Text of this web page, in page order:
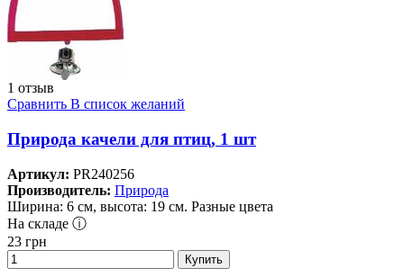
1 отзыв
Сравнить В список желаний
Природа качели для птиц, 1 шт
Артикул: PR240256
Производитель: Природа
Ширина: 6 см, высота: 19 см. Разные цвета
На складе ⓘ
23 грн
Купить